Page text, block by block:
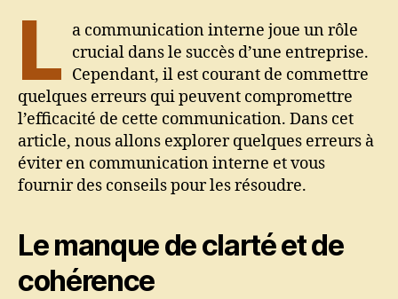
en
communication
L a communication interne joue un rôle
crucial dans le succès d’une entreprise.
Cependant, il est courant de commettre
quelques erreurs qui peuvent compromettre
l’efficacité de cette communication. Dans cet
article, nous allons explorer quelques erreurs à
éviter en communication interne et vous
fournir des conseils pour les résoudre.
Le manque de clarté et de
cohérence